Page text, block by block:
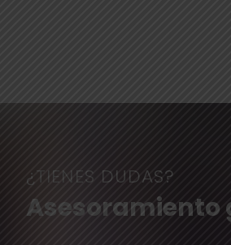
¿TIENES DUDAS?